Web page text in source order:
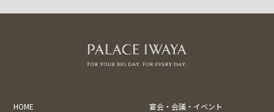
HOME
宴会・会議・イベント